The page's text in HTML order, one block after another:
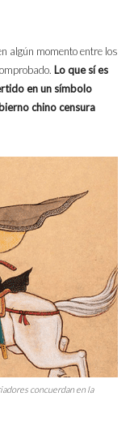
algún momento entre los
Lo que sí es
en un símbolo
chino censura
concuerdan en la